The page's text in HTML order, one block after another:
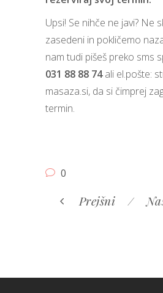
Upsi! Se nihče ne javi? Ne
zasedeni in pokličemo
nam tudi pišeš preko sms
031 88 88 74ali el.pošte:
masaza.si, da si čimprej
termin.
0
Prejšni